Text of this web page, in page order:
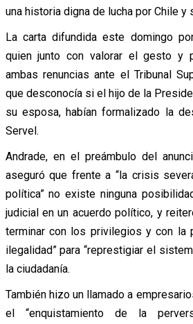
una historia digna de lucha por Chile y
La carta difundida este domingo
quien junto con valorar el gesto y
ambas renuncias ante el Tribunal
que desconocía si el hijo de la
su esposa, habían formalizado la
Servel.
Andrade, en el preámbulo del
aseguró que frente a “la crisis
política” no existe ninguna
judicial en un acuerdo político, y
terminar con los privilegios y con la
ilegalidad” para “represtigiar el
la ciudadanía.
También hizo un llamado a
el “enquistamiento de la